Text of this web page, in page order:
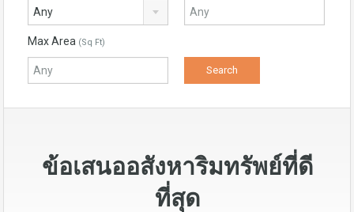
Any
Max Area (Sq Ft)
ข้อเสนออสังหาริมทรัพย์ที่ดี
ที่สุด